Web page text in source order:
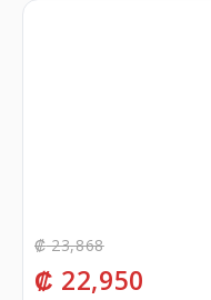
₡23,868
₡ 22,950